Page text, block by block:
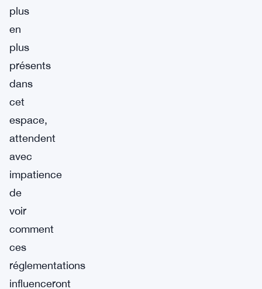
plus
en
plus
présents
dans
cet
espace,
attendent
avec
impatience
de
voir
comment
ces
réglementations
influenceront